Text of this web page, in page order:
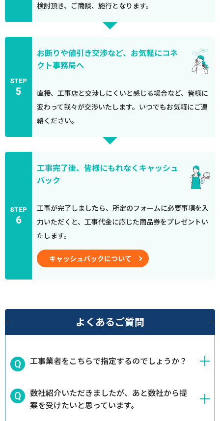
検討頂き、ご商談、施行となります。
STEP
5
お断りや値引き交渉など、お気軽にコネ
クト事務局へ
直接、工事店と交渉しにくいと感じる場合など、皆様に
変わって我々が交渉いたします。いつでもお気軽にご連
絡ください。
STEP
6
工事完了後、皆様にもれなくキャッシュ
バック
工事が完了しましたら、所定のフォームに必要事項を入
力いただくと、工事代金に応じた商品券をプレゼントい
たします。
キャッシュバックについて
よくあるご質問
工事業者をこちらで指定するのでしょうか？
数社紹介いただきましたが、あと数社から提
案を受けたいと思っています。